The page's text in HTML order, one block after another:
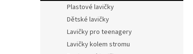
Plastové lavičky
Dětské lavičky
Lavičky pro teenagery
Lavičky kolem stromu